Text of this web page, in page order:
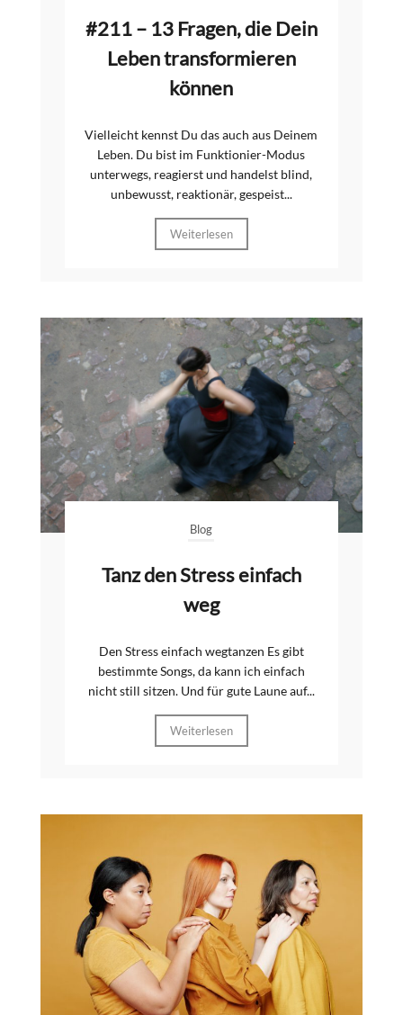
#211 – 13 Fragen, die Dein
Leben transformieren
können
Vielleicht kennst Du das auch aus Deinem
Leben. Du bist im Funktionier-Modus
unterwegs, reagierst und handelst blind,
unbewusst, reaktionär, gespeist...
Weiterlesen
Blog
Tanz den Stress einfach
weg
Den Stress einfach wegtanzen Es gibt
bestimmte Songs, da kann ich einfach
nicht still sitzen. Und für gute Laune auf...
Weiterlesen